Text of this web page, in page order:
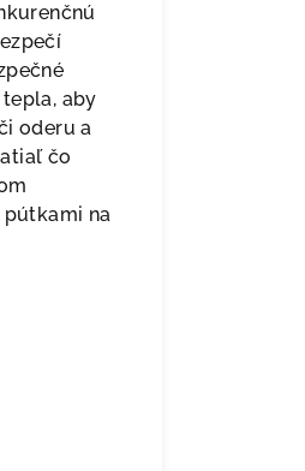
aby
oderu a
čo
na